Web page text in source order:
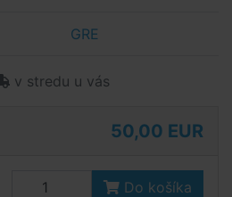
GRE
v stredu u vás
50,00 EUR
Do košíka